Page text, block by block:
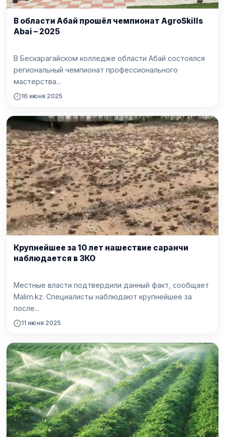
В области Абай прошёл чемпионат AgroSkills
Abai – 2025
В Бескарагайском колледже области Абай состоялся
региональный чемпионат профессионального
мастерства...
16 июня 2025
Крупнейшее за 10 лет нашествие саранчи
наблюдается в ЗКО
Местные власти подтвердили данный факт, сообщает
Malim.kz. Специалисты наблюдают крупнейшее за
после...
11 июня 2025